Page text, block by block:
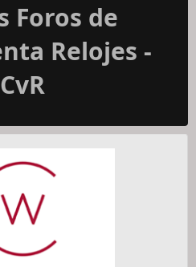
Foros de
Relojes -